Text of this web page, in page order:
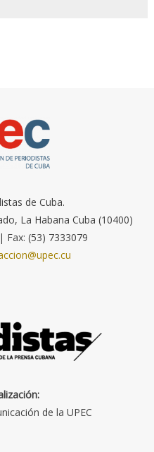
de Cuba.
La Habana Cuba (10400)
Fax: (53) 7333079
de la UPEC